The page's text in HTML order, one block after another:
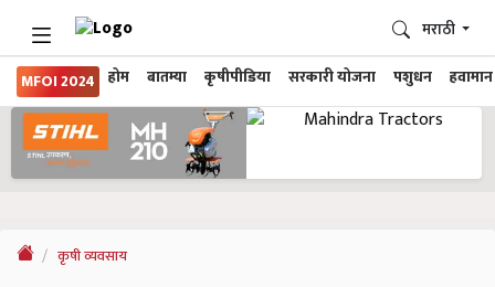
MFOI 2024 होम बातम्या कृषीपीडिया सरकारी योजना पशुधन हवामान
मराठी
कृषी व्यवसाय